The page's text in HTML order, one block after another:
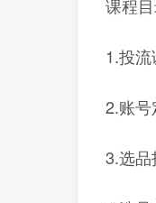
课程
1.投
2.账
3.选